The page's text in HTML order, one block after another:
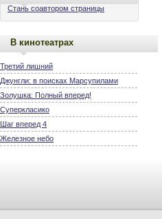
Стань соавтором страницы
В кинотеатрах
Третий лишний
Джунгли: в поисках Марсупилами
Золушка: Полный вперед!
Суперкласико
Шаг вперед 4
Железное небо